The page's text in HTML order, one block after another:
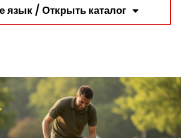
язык / Открыть каталог